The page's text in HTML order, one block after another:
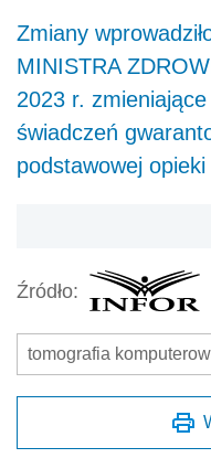
Zmiany
MINISTRA
2023 r.
świadczeń
podstawowej
Źródło:
tomografia